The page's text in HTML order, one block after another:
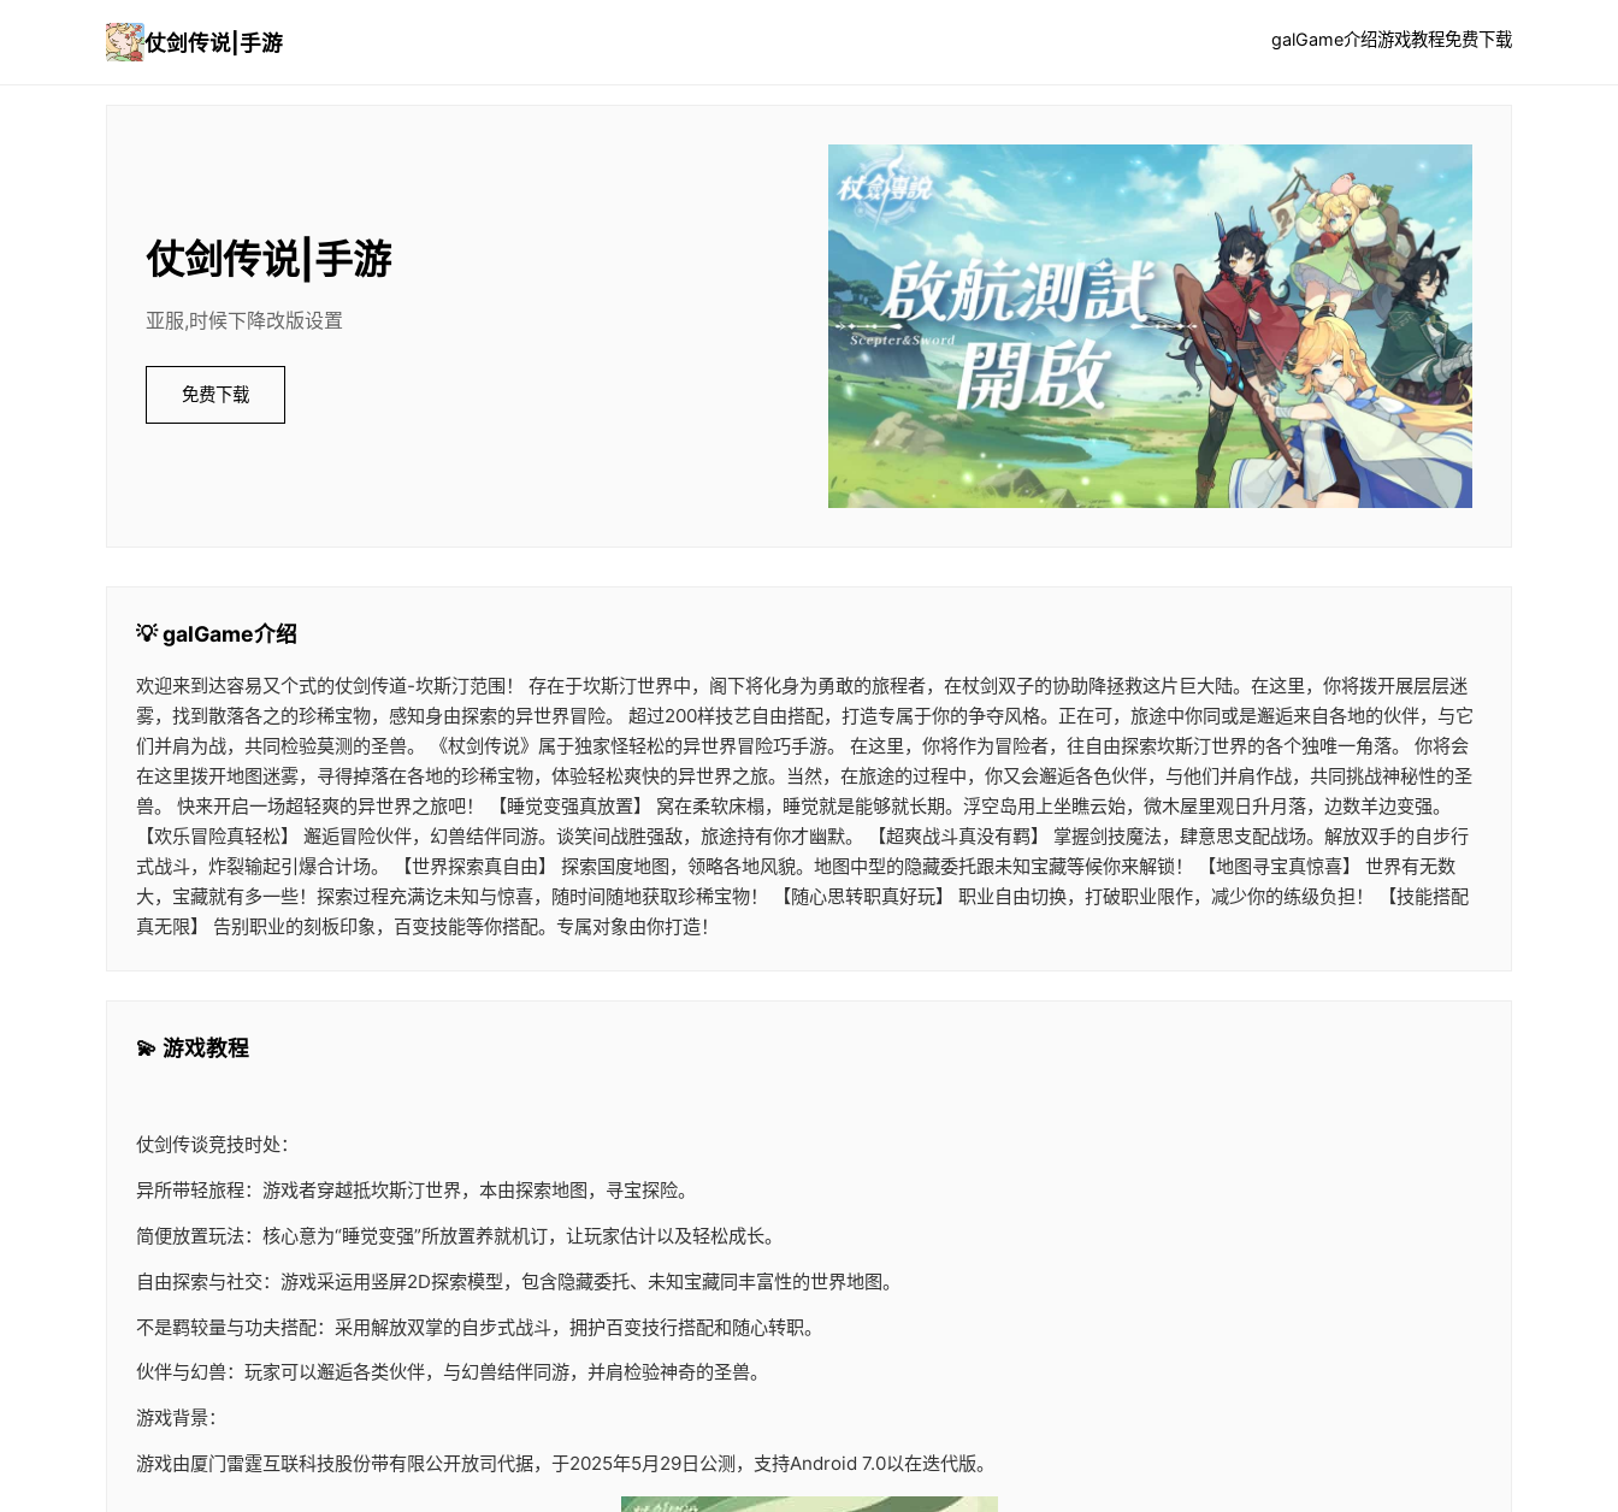
仗剑传说|手游 galGame介绍游戏教程免费下载
仗剑传说|手游
亚服,时候下降改版设置
免费下载
💡 galGame介绍
欢迎来到达容易又个式的仗剑传道-坎斯汀范围！ 存在于坎斯汀世界中，阁下将化身为勇敢的旅程者，在杖剑双子的协助降拯救这片巨大陆。在这里，你将拨开展层层迷
雾，找到散落各之的珍稀宝物，感知身由探索的异世界冒险。 超过200样技艺自由搭配，打造专属于你的争夺风格。正在可，旅途中你同或是邂逅来自各地的伙伴，与它
们并肩为战，共同检验莫测的圣兽。 《杖剑传说》属于独家怪轻松的异世界冒险巧手游。 在这里，你将作为冒险者，往自由探索坎斯汀世界的各个独唯一角落。 你将会
在这里拨开地图迷雾，寻得掉落在各地的珍稀宝物，体验轻松爽快的异世界之旅。当然，在旅途的过程中，你又会邂逅各色伙伴，与他们并肩作战，共同挑战神秘性的圣
兽。 快来开启一场超轻爽的异世界之旅吧！ 【睡觉变强真放置】 窝在柔软床榻，睡觉就是能够就长期。浮空岛用上坐瞧云始，微木屋里观日升月落，边数羊边变强。
【欢乐冒险真轻松】 邂逅冒险伙伴，幻兽结伴同游。谈笑间战胜强敌，旅途持有你才幽默。 【超爽战斗真没有羁】 掌握剑技魔法，肆意思支配战场。解放双手的自步行
式战斗，炸裂输起引爆合计场。 【世界探索真自由】 探索国度地图，领略各地风貌。地图中型的隐藏委托跟未知宝藏等候你来解锁！ 【地图寻宝真惊喜】 世界有无数
大，宝藏就有多一些！探索过程充满讫未知与惊喜，随时间随地获取珍稀宝物！ 【随心思转职真好玩】 职业自由切换，打破职业限作，减少你的练级负担！ 【技能搭配
真无限】 告别职业的刻板印象，百变技能等你搭配。专属对象由你打造！
💫 游戏教程
仗剑传谈竞技时处：
异所带轻旅程：游戏者穿越抵坎斯汀世界，本由探索地图，寻宝探险。
简便放置玩法：核心意为“睡觉变强”所放置养就机订，让玩家估计以及轻松成长。
自由探索与社交：游戏采运用竖屏2D探索模型，包含隐藏委托、未知宝藏同丰富性的世界地图。
不是羁较量与功夫搭配：采用解放双掌的自步式战斗，拥护百变技行搭配和随心转职。
伙伴与幻兽：玩家可以邂逅各类伙伴，与幻兽结伴同游，并肩检验神奇的圣兽。
游戏背景：
游戏由厦门雷霆互联科技股份带有限公开放司代据，于2025年5月29日公测，支持Android 7.0以在迭代版。